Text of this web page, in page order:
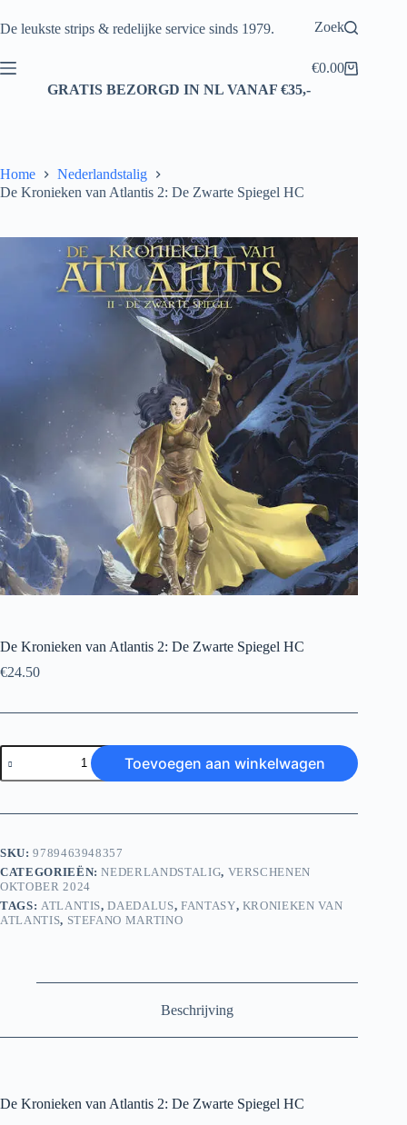
naar
De leukste strips & redelijke service sinds 1979. Zoek
Winkelwagen
€0.00
GRATIS BEZORGD IN NL VANAF €35,-
Home
Nederlandstalig
De Kronieken van Atlantis 2: De Zwarte Spiegel HC
De Kronieken van Atlantis 2: De Zwarte Spiegel HC
€24.50
De
Kronieken
van
2:
Spiegel
HC
aantal
Toevoegen aan winkelwagen
SKU:9789463948357
CATEGORIEËN:NEDERLANDSTALIG, VERSCHENEN
OKTOBER 2024
TAGS: ATLANTIS,DAEDALUS, FANTASY, KRONIEKEN VAN
ATLANTIS, STEFANO MARTINO
Beschrijving
De Kronieken van Atlantis 2: De Zwarte Spiegel HC